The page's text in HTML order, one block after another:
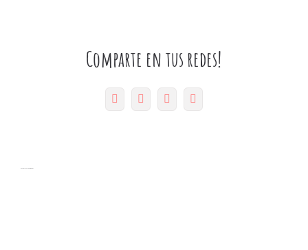
Comparte en tus redes!
FacebookTwitter Pinterest
electrónico